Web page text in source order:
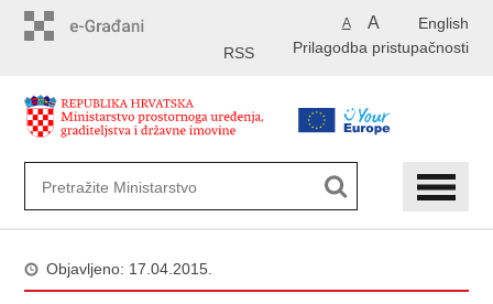
English
A A
Prilagodba pristupačnosti
RSS
Objavljeno: 17.04.2015.